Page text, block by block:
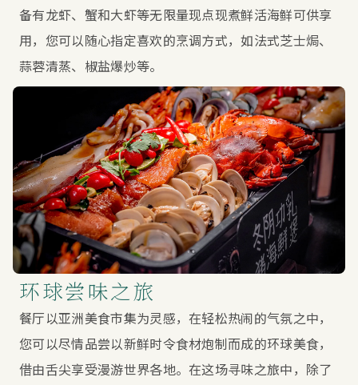
备有龙虾、蟹和大虾等无限量现点现煮鲜活海鲜可供享
用，您可以随心指定喜欢的烹调方式，如法式芝士焗、
蒜蓉清蒸、椒盐爆炒等。
环球尝味之旅
餐厅以亚洲美食市集为灵感，在轻松热闹的气氛之中，
您可以尽情品尝以新鲜时令食材炮制而成的环球美食，
借由舌尖享受漫游世界各地。在这场寻味之旅中，除了